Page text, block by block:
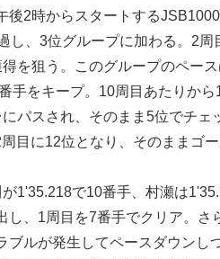
後2時からスタートする
し、3位グループに加わる。2
を狙う。このグループのペー
手をキープ。10周目あたりか
パスされ、そのまま5位でチェ
目に12位となり、そのままゴー
1'35.218で10番手、村瀬は
し、1周目を7番手でクリア。さ
ブルが発生してペースダウンし